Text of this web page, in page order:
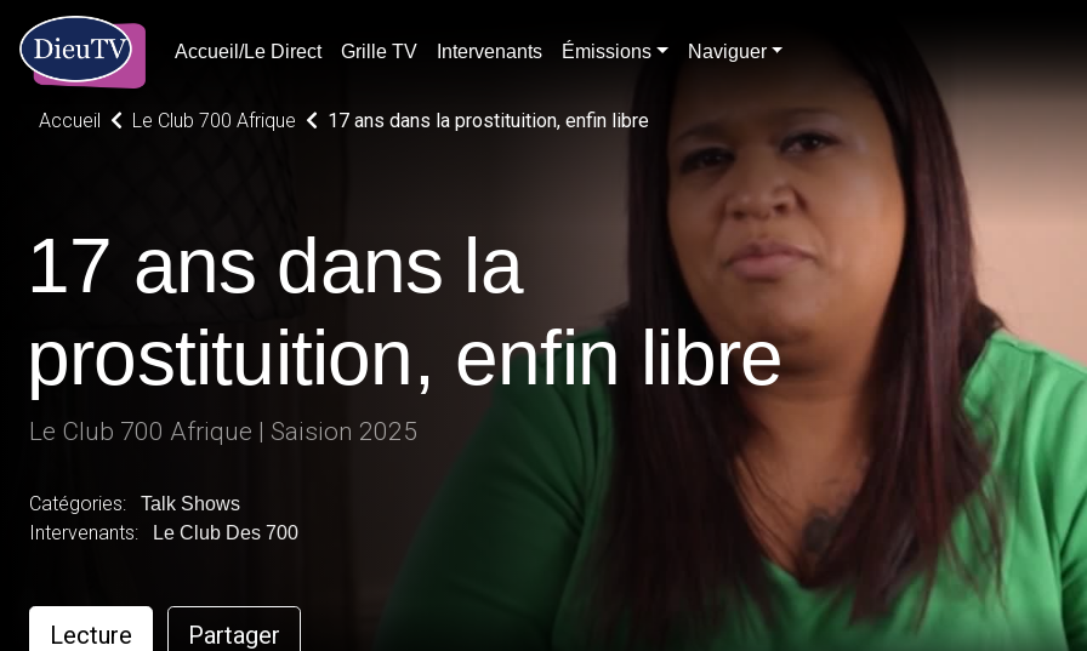
Accueil/Le Direct Grille TV Intervenants Émissions Naviguer
Accueil Le Club 700 Afrique 17 ans dans la prostituition, enfin libre
17 ans dans la
prostituition, enfin libre
Le Club 700 Afrique | Saision 2025
Catégories: Talk Shows
Intervenants: Le Club Des 700
Lecture Partager